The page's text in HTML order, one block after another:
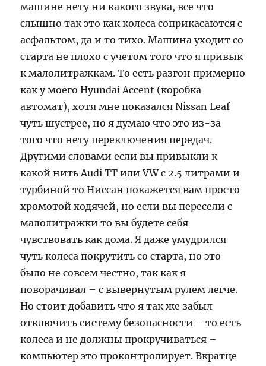
машине нету ни какого звука, все что
слышно так это как колеса соприкасаются с
асфальтом, да и то тихо. Машина уходит со
старта не плохо с учетом того что я привык
к малолитражкам. То есть разгон примерно
как у моего Hyundai Accent (коробка
автомат), хотя мне показался Nissan Leaf
чуть шустрее, но я думаю что это из-за
того что нету переключения передач.
Другими словами если вы привыкли к
какой нить Audi TT или VW с 2.5 литрами и
турбиной то Ниссан покажется вам просто
хромотой ходячей, но если вы пересели с
малолитражки то вы будете себя
чувствовать как дома. Я даже умудрился
чуть колеса покрутить со старта, но это
было не совсем честно, так как я
поворачивал – с вывернутым рулем легче.
Но стоит добавить что я так же забыл
отключить систему безопасности – то есть
колеса и не должны прокручиваться –
компьютер это проконтролирует. Вкратце